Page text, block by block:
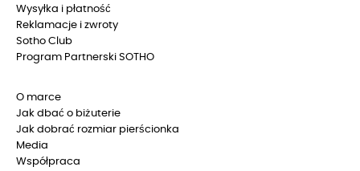
Wysyłka i płatność
Reklamacje i zwroty
Sotho Club
Program Partnerski SOTHO
O marce
Jak dbać o biżuterie
Jak dobrać rozmiar pierścionka
Media
Współpraca